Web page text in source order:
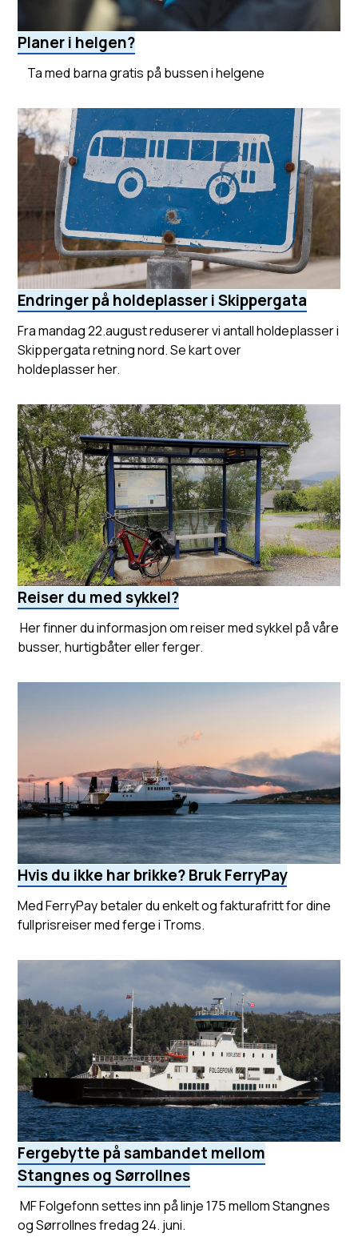
Planer i helgen?
Ta med barna gratis på bussen i helgene
Endringer på holdeplasser i Skippergata
Fra mandag 22.august reduserer vi antall holdeplasser i
Skippergata retning nord. Se kart over
holdeplasser her.
Reiser du med sykkel?
Her finner du informasjon om reiser med sykkel på våre
busser, hurtigbåter eller ferger.
Hvis du ikke har brikke? Bruk FerryPay
Med FerryPay betaler du enkelt og fakturafritt for dine
fullprisreiser med ferge i Troms.
Fergebytte på sambandet mellom
Stangnes og Sørrollnes
MF Folgefonn settes inn på linje 175 mellom Stangnes
og Sørrollnes fredag 24. juni.